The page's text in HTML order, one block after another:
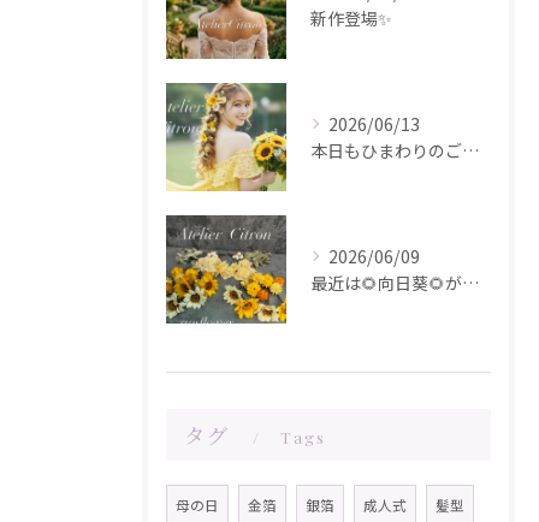
新作登場✨️
2026/06/13
本日もひまわりのご注文ありがとうございます✨️
2026/06/09
最近は🌻向日葵🌻が人気です！在庫が少なくなってきました！お問...
タグ Tags
母の日 金箔 銀箔 成人式 髪型